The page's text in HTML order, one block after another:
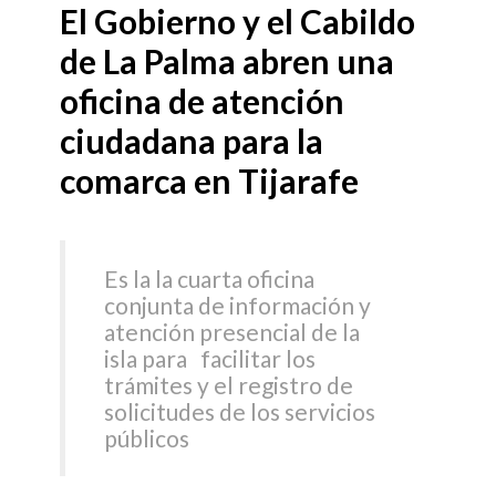
El Gobierno y el Cabildo
de La Palma abren una
oficina de atención
ciudadana para la
comarca en Tijarafe
Es la la cuarta oficina
conjunta de información y
atención presencial de la
isla para facilitar los
trámites y el registro de
solicitudes de los servicios
públicos